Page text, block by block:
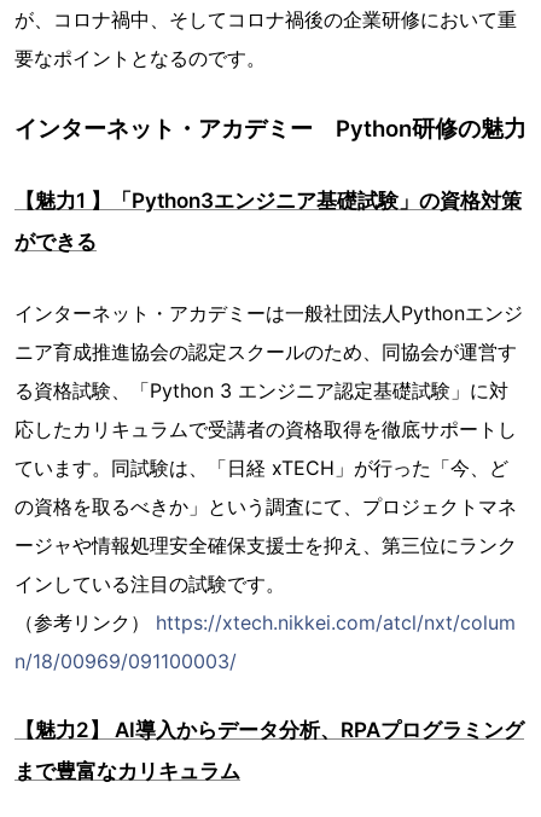
が、コロナ禍中、そしてコロナ禍後の企業研修において重
要なポイントとなるのです。
インターネット・アカデミー Python研修の魅力
【魅力1 】「Python3エンジニア基礎試験」の資格対策
ができる
インターネット・アカデミーは一般社団法人Pythonエンジ
ニア育成推進協会の認定スクールのため、同協会が運営す
る資格試験、「Python 3 エンジニア認定基礎試験」に対
応したカリキュラムで受講者の資格取得を徹底サポートし
ています。同試験は、「日経 xTECH」が行った「今、ど
の資格を取るべきか」という調査にて、プロジェクトマネ
ージャや情報処理安全確保支援士を抑え、第三位にランク
インしている注目の試験です。
（参考リンク） https://xtech.nikkei.com/atcl/nxt/colum
n/18/00969/091100003/
【魅力2】 AI導入からデータ分析、RPAプログラミング
まで豊富なカリキュラム